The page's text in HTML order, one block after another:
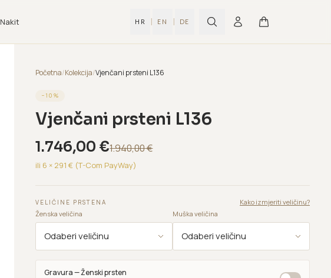
Nakit HR | EN | DE
Početna/Kolekcija/Vjenčani prsteni L136
− 10 %
Vjenčani prsteni L136
1.746,00 €1.940,00€
ili 6 × 291 € (T-Com PayWay)
VELIČINE PRSTENA
Kako izmjeriti veličinu?
Ženska veličina
Muška veličina
Gravura — Ženski prsten